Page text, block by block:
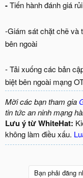
-Tiến hành đánh giá
-Giám sát chặt chẽ và
bên ngoài
- Tải xuống các bản
biệt bên ngoài mạng
Mời các bạn tham gia
tin tức an ninh mạng
Lưu ý từ WhiteHat:
không làm điều xấu.
Bạn phải đăng